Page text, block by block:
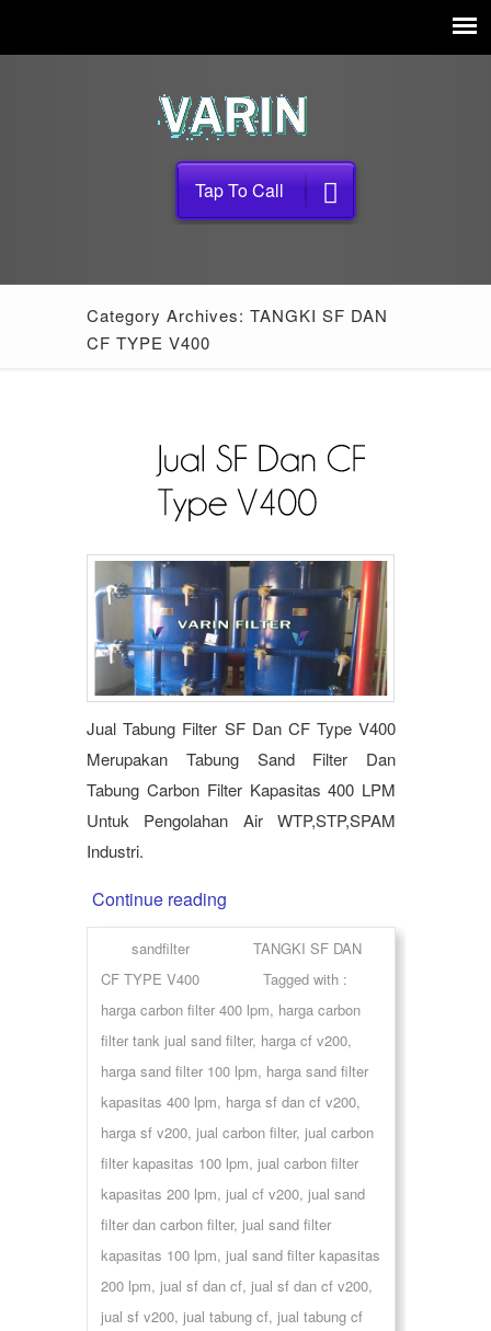
Tap To Call
Category Archives: TANGKI SF DAN
CF TYPE V400
Jual Tabung Filter SF Dan CF Type V400
Merupakan Tabung Sand Filter Dan
Tabung Carbon Filter Kapasitas 400 LPM
Untuk Pengolahan Air WTP,STP,SPAM
Industri.
Continue reading
sandfilter
TANGKI SF DAN
CF TYPE V400
Tagged with :
harga carbon filter 400 lpm, harga carbon
filter tank jual sand filter, harga cf v200,
harga sand filter 100 lpm, harga sand filter
kapasitas 400 lpm, harga sf dan cf v200,
harga sf v200, jual carbon filter, jual carbon
filter kapasitas 100 lpm, jual carbon filter
kapasitas 200 lpm, jual cf v200, jual sand
filter dan carbon filter, jual sand filter
kapasitas 100 lpm, jual sand filter kapasitas
200 lpm, jual sf dan cf, jual sf dan cf v200,
jual sf v200, jual tabung cf, jual tabung cf